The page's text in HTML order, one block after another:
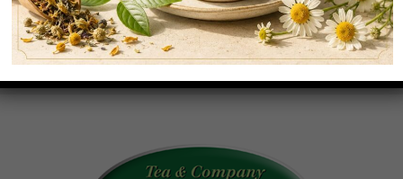
aliquet sed massa in vulputate. Quisque gravida
suscipit tincidunt.